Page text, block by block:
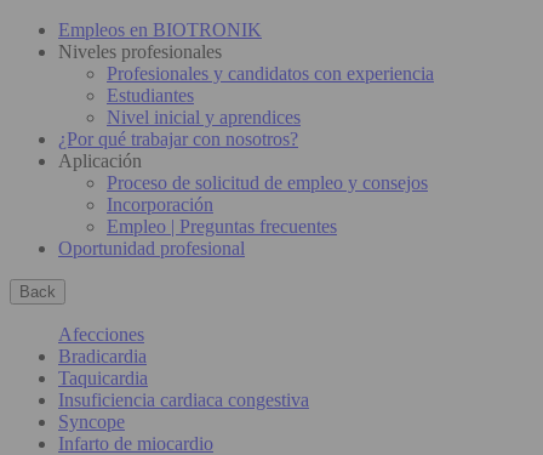
Empleos en BIOTRONIK
Niveles profesionales
Profesionales y candidatos con experiencia
Estudiantes
Nivel inicial y aprendices
¿Por qué trabajar con nosotros?
Aplicación
Proceso de solicitud de empleo y consejos
Incorporación
Empleo | Preguntas frecuentes
Oportunidad profesional
Back
Afecciones
Bradicardia
Taquicardia
Insuficiencia cardiaca congestiva
Syncope
Infarto de miocardio